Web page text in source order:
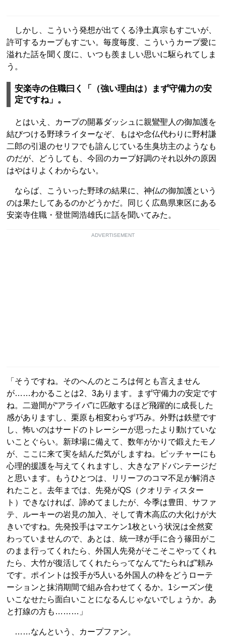
しかし、こういう発想が出てくる浄土真宗もすごいが、
許可するカープもすごい。毎度毎度、こういうカープ愛に
溢れた話を聞く度に、いつも羨ましい思いに駆られてしま
う。
安楽寺の住職曰く「（強い理由は）まず守備力の安
定ですね」。
とはいえ、カープの開幕ダッシュに親鸞聖人の御加護を
結びつける野球ライターなぞ、もはや念仏代わりに野村謙
二郎の引退のセリフでも諳んじている生臭坊主のようなも
のだが、どうしても、今回のカープ好調のそれ以外の原因
はやはりよくわからない。
ならば、こういった野球の結果に、神仏の御加護という
のは果たしてあるのかどうかだ。同じく広島県東区にある
安楽寺住職・登世岡浩雄氏に話を聞いてみた。
ADVERTISEMENT
「そうですね。そのへんのところは何とも言えません
が……わかることは2、3あります。まず守備力の安定です
ね。二遊間が“アライバ”に匹敵するほど飛躍的に成長した
感がありますし、栗原も相変わらず巧み。外野は鉄壁です
し、怖いのはサードのトレーシーが思ったより動けていな
いことぐらい。新球場に備えて、数年がかりで鍛えたモノ
が、ここに来て実を結んだ気がしますね。ピッチャーにも
心理的援護を与えてくれますし、大きなアドバンテージだ
と思います。もうひとつは、リリーフのコマ不足が解消さ
れたこと。去年までは、先発がQS（クオリティスター
ト）できなければ、諦めてましたが、今季は豊田、サファ
テ、ルーキーの岩見の加入、そして青木高広の大化けが大
きいですね。先発投手はマエケン1枚という状況は全然変
わっていませんので、あとは、統一球が手に合う篠田がこ
のまま行ってくれたら、外国人先発がそこそこやってくれ
たら、大竹が復活してくれたらってなんて“たられば”頼み
です。ポイントは投手が5人いる外国人の枠をどうローテ
ーションと抹消期間で組み合わせてくるか。1シーズン使
いこなせたら面白いことになるんじゃないでしょうか。あ
と打線の方も………」
……なんという、カープファン。